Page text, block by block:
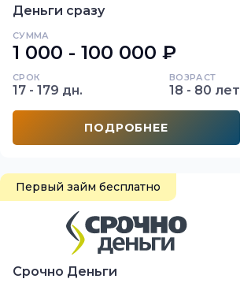
Деньги сразу
СУММА
1 000 - 100 000 ₽
СРОК
17 - 179 дн.
ВОЗРАСТ
18 - 80 лет
ПОДРОБНЕЕ
Первый займ бесплатно
Срочно Деньги